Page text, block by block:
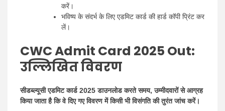
करें।
भविष्य के संदर्भ के लिए एडमिट कार्ड की हार्ड कॉपी प्रिंट कर
लें।
CWC Admit Card 2025 Out:
उल्लिखित विवरण
सीडब्ल्यूसी एडमिट कार्ड 2025 डाउनलोड करते समय, उम्मीदवारों से आग्रह
किया जाता है कि वे दिए गए विवरण में किसी भी विसंगति की तुरंत जांच करें।